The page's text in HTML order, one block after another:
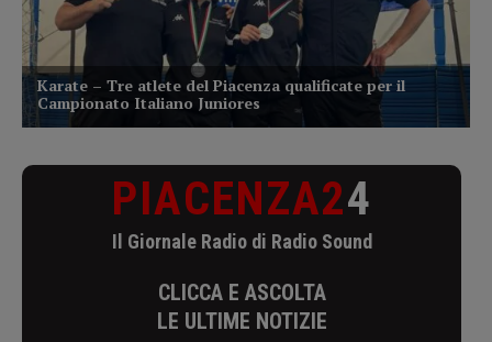
PIACENZA24
Il Giornale Radio di Radio Sound
CLICCA E ASCOLTA
LE ULTIME NOTIZIE